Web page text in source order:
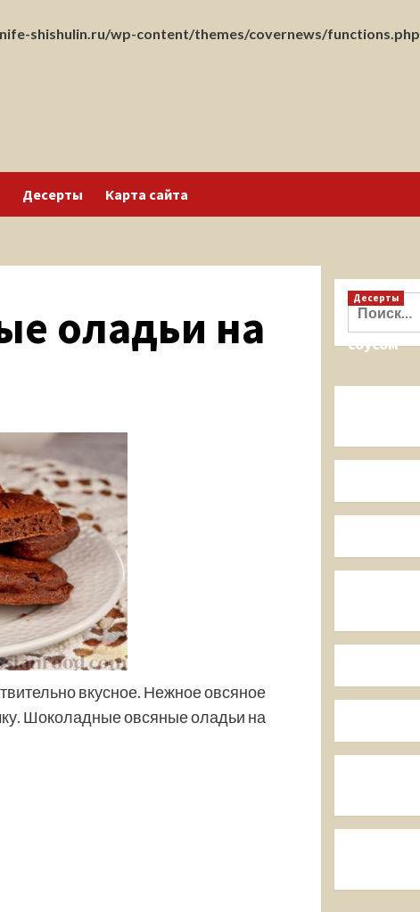
shishulin.ru/wp-content/themes/covernews/functions.php
Десерты Карта сайта
оладьи на
вкусное. Нежное овсяное
Шоколадные овсяные оладьи на
Найти:
Десерты
Кекс на
соусом